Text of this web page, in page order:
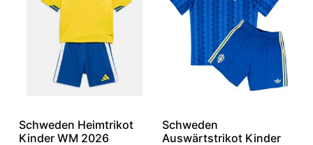
Schweden Heimtrikot
Kinder WM 2026
Schweden
Auswärtstrikot Kinder